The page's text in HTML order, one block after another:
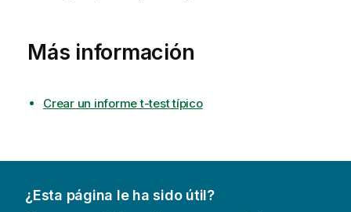
Más información
Crear un informe t-test típico
¿Esta página le ha sido útil?